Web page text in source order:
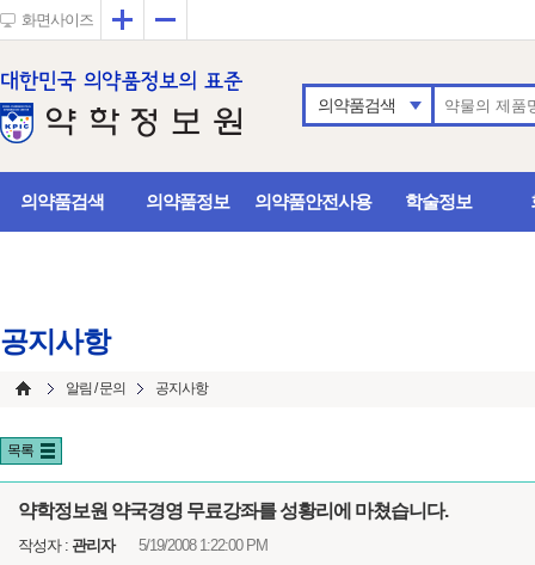
화면사이즈 확대
의약품검색
의약품검색 의약품정보 의약품안전사용 학술정보
공지사항
알림 / 문의 공지사항
목록
약학정보원 약국경영 무료강좌를 성황리에 마쳤습니다.
작성자 : 관리자 5/19/2008 1:22:00 PM